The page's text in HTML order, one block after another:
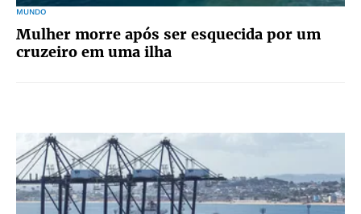
MUNDO
Mulher morre após ser esquecida por um
cruzeiro em uma ilha